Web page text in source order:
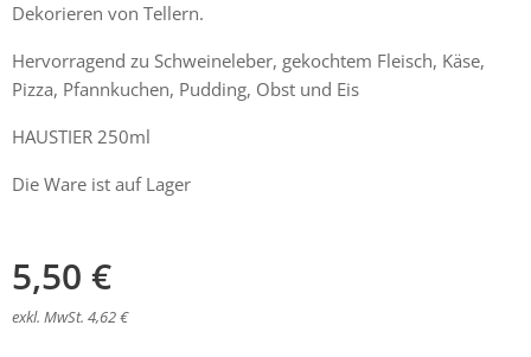
Dekorieren von Tellern.
Hervorragend zu Schweineleber, gekochtem Fleisch, Käse,
Pizza, Pfannkuchen, Pudding, Obst und Eis
HAUSTIER 250ml
Die Ware ist auf Lager
5,50 €
exkl. MwSt. 4,62 €